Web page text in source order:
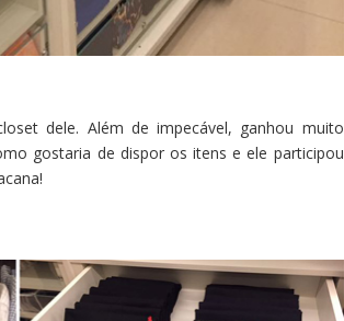
dele. Além de impecável, ganhou muito
gostaria de dispor os itens e ele participou